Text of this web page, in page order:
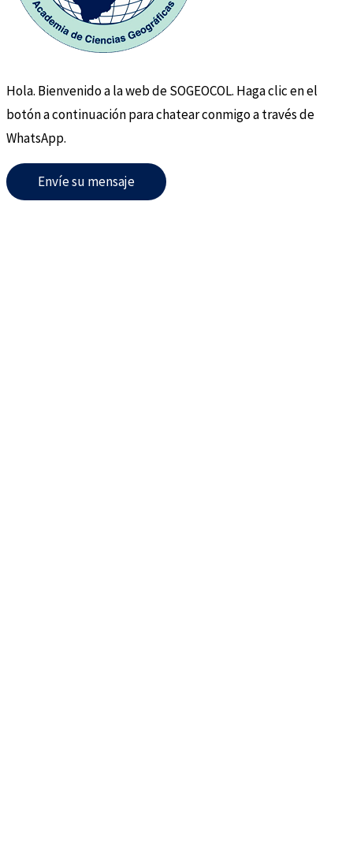
Hola. Bienvenido a la web de SOGEOCOL. Haga clic en el
botón a continuación para chatear conmigo a través de
WhatsApp.
Envíe su mensaje